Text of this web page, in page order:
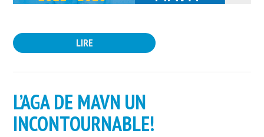
LIRE
L’AGA DE MAVN UN
INCONTOURNABLE!